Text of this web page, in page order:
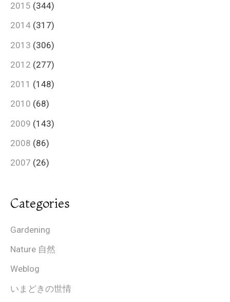
2015 (344)
2014 (317)
2013 (306)
2012 (277)
2011 (148)
2010 (68)
2009 (143)
2008 (86)
2007 (26)
Categories
Gardening
Nature 自然
Weblog
いまどきの世情